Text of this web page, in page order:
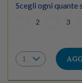
Scegli ogni
2 3